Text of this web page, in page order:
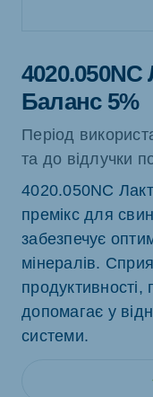
Баланс 5%
Період
та до відлучки
4020.050NC
премікс для
забезпечує
мінералів.
продуктивності,
допомагає у
системи.